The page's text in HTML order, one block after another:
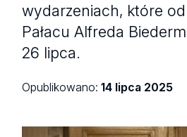
wydarzeniach, które
Pałacu Alfreda
26 lipca.
Opublikowano:14 lipca 2025